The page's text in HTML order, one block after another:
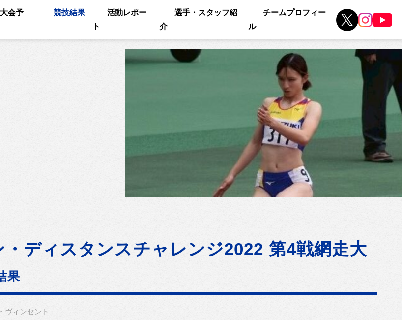
大会予
競技結果
活動レポー
ト
選手・スタッフ紹
介
チームプロフィー
ル
・ディスタンスチャレンジ2022 第4戦網走大
果
ヴィンセント